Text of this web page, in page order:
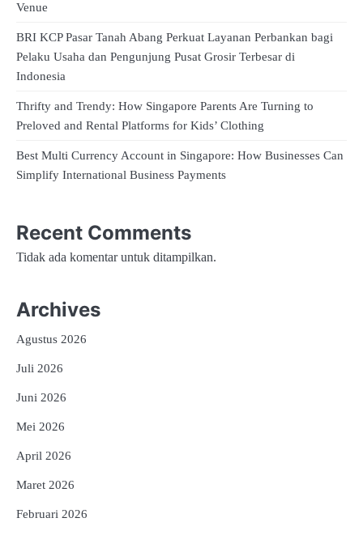
Venue
BRI KCP Pasar Tanah Abang Perkuat Layanan Perbankan bagi
Pelaku Usaha dan Pengunjung Pusat Grosir Terbesar di
Indonesia
Thrifty and Trendy: How Singapore Parents Are Turning to
Preloved and Rental Platforms for Kids’ Clothing
Best Multi Currency Account in Singapore: How Businesses Can
Simplify International Business Payments
Recent Comments
Tidak ada komentar untuk ditampilkan.
Archives
Agustus 2026
Juli 2026
Juni 2026
Mei 2026
April 2026
Maret 2026
Februari 2026